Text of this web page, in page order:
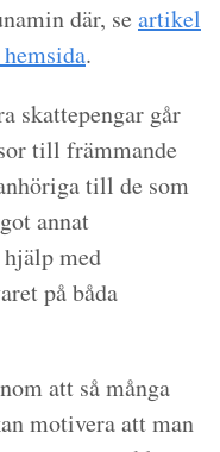
där, se artikel
.
skattepengar går
till främmande
till de som
annat
med
på båda
att så många
motivera att man